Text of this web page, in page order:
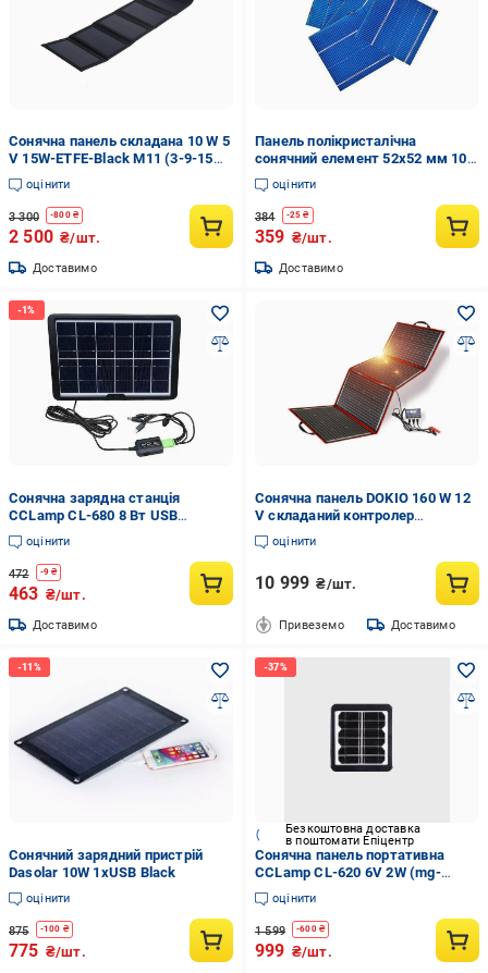
Сонячна панель складана 10 W 5
V 15W-ETFE-Black М11 (3-9-15W-
ETFE)
оцінити
3 300 -800₴
2 500 ₴/шт.
Доставимо
Панель полікристалічна
сонячний елемент 52х52 мм 10
шт. (5677)
оцінити
384 -25 ₴
359 ₴/шт.
Доставимо
Сонячна зарядна станція
CCLamp CL-680 8 Вт USB
(9614926)
оцінити
472 -9 ₴
463 ₴/шт.
Доставимо
Сонячна панель DOKIO 160 W 12
V складаний контролер
вологозахист
оцінити
10 999 ₴/шт.
Привеземо Доставимо
Сонячний зарядний пристрій
Dasolar 10W 1xUSB Black
оцінити
875 -100 ₴
775 ₴/шт.
Безкоштовна доставка
в поштомати Епіцентр
Сонячна панель портативна
CCLamp CL-620 6V 2W (mg-
01085)
оцінити
1 599 -600₴
999 ₴/шт.